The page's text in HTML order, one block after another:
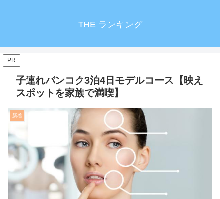
THE ランキング
PR
子連れバンコク3泊4日モデルコース【映え
スポットを家族で満喫】
新着